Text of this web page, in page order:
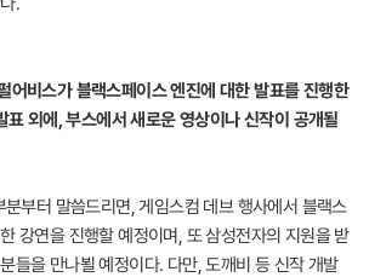
어비스가 블랙스페이스 엔진에 대한 발표를 진행한
표 외에, 부스에서 새로운 영상이나 신작이 공개될
분부터 말씀드리면, 게임스컴 데브 행사에서 블랙스
강연을 진행할 예정이며, 또 삼성전자의 지원을 받
들을 만나뵐 예정이다. 다만, 도깨비 등 신작 개발